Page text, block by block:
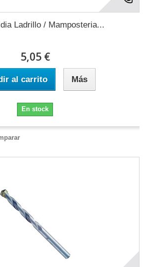
Ladrillo / Mamposteria...
5,05 €
al carrito Más
En stock